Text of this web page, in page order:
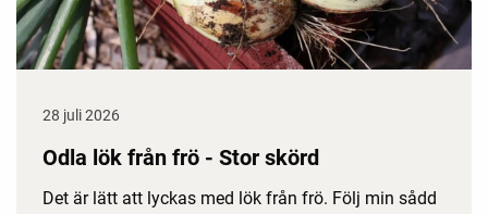
28 juli 2026
Odla lök från frö - Stor skörd
Det är lätt att lyckas med lök från frö. Följ min sådd